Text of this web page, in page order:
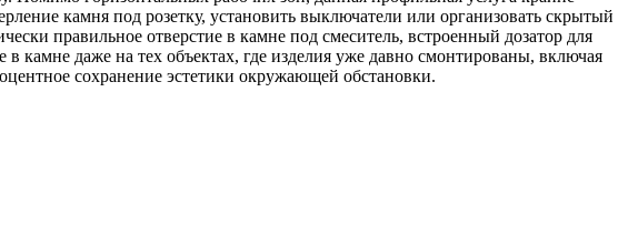
камня под розетку, установить выключатели или организовать скрытый
правильное отверстие в камне под смеситель, встроенный дозатор для
камне даже на тех объектах, где изделия уже давно смонтированы, включая
сохранение эстетики окружающей обстановки.